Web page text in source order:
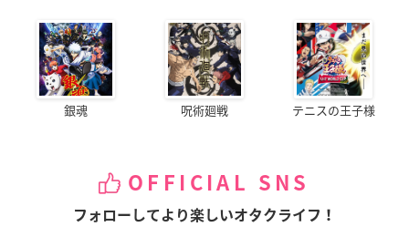
銀魂 呪術廻戦 テニスの王子様
OFFICIAL SNS
フォローしてより楽しいオタクライフ！